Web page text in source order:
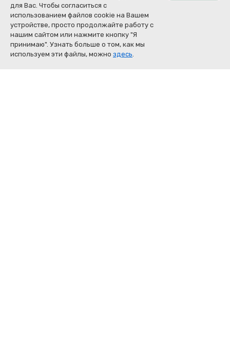
(044) 426-91-91
(044) 426-91-92
для Вас. Чтобы согласиться с
использованием файлов cookie на Вашем
устройстве, просто продолжайте работу с
нашим сайтом или нажмите кнопку "Я
принимаю". Узнать больше о том, как мы
используем эти файлы, можно здесь.
Filter Products